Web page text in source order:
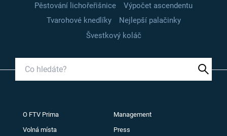
Pěstování lichořeřišnice
Výpočet ascendentu
Tvarohové knedlíky
Nejlepší palačinky
Švestkový koláč
O FTV Prima Management
Volná místa Press